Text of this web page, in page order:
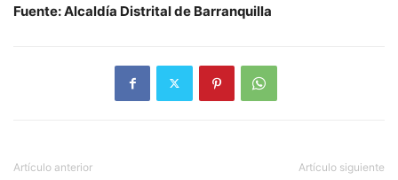
Fuente: Alcaldía Distrital de Barranquilla
Artículo anterior Artículo siguiente